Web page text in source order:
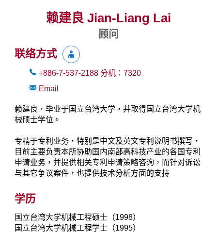
赖建良 Jian-Liang Lai
顾问
联络方式
+886-7-537-2188 分机： 7320
Email
赖建良，毕业于国立台湾大学，并取得国立台湾大学机
械硕士学位。
专精于专利业务，特别是中文及英文专利说明书撰写，
目前主要负责本所协助国内南部高科技产业的各国专利
申请业务，并提供相关专利申请策略咨询，而针对诉讼
与其它争议案件，也提供技术分析方面的支持
学历
国立台湾大学机械工程硕士（1998）
国立台湾大学机械工程学士（1995）